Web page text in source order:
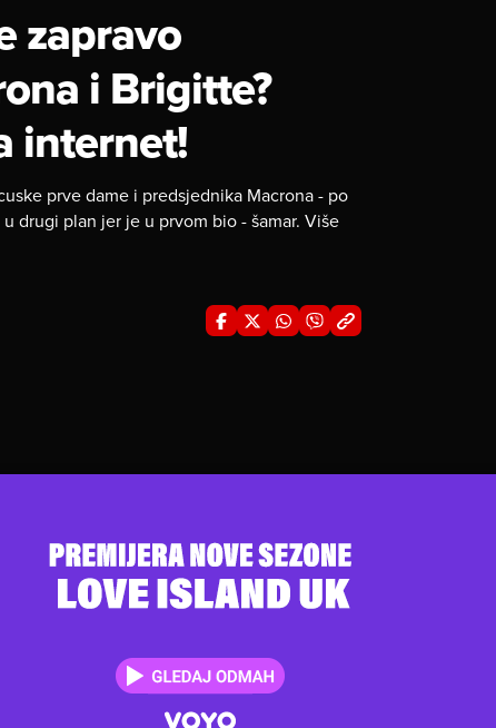
zapravo
i Brigitte?
internet!
prve dame i predsjednika Macrona - po
drugi plan jer je u prvom bio - šamar. Više